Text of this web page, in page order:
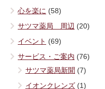
心を楽に (58)
サツマ薬局 周辺 (20)
イベント (69)
サービス・ご案内 (76)
サツマ薬局新聞 (7)
イオンクレンズ (1)